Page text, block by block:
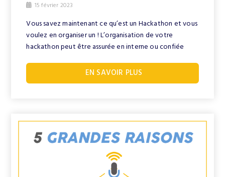
15 février 2023
Vous savez maintenant ce qu’est un Hackathon et vous
voulez en organiser un ! L’organisation de votre
hackathon peut être assurée en interne ou confiée
EN SAVOIR PLUS